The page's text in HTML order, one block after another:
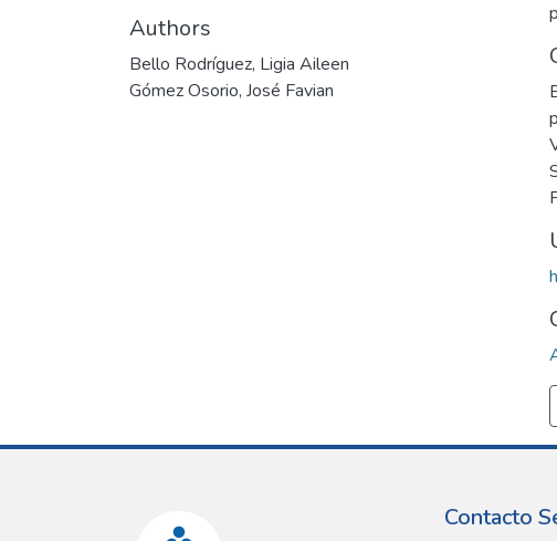
Authors
Bello Rodríguez, Ligia Aileen
Gómez Osorio, José Favian
Contacto